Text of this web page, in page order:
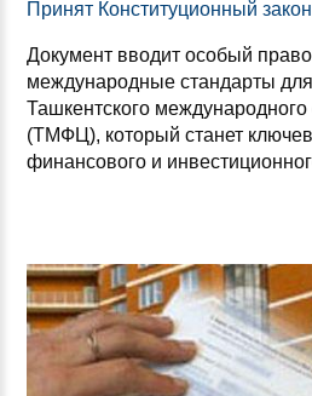
При­нят Кон­сти­ту­ци­он­ный
Документ вводит особый
международные стандарты для
Ташкентского
(ТМФЦ), который станет
финансового и